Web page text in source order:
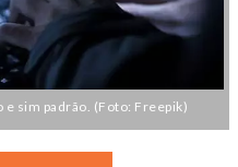
e sim padrão. (Foto: Freepik)